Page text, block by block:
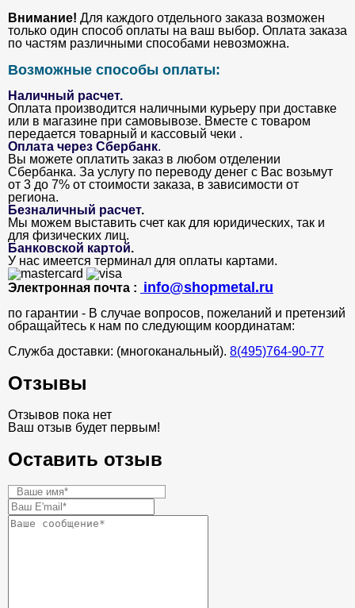
Внимание! Для каждого отдельного заказа возможен
только один способ оплаты на ваш выбор. Оплата заказа
по частям различными способами невозможна.
Возможные способы оплаты:
Наличный расчет.
Оплата производится наличными курьеру при доставке
или в магазине при самовывозе. Вместе с товаром
передается товарный и кассовый чеки .
Оплата через Сбербанк.
Вы можете оплатить заказ в любом отделении
Сбербанка. За услугу по переводу денег с Вас возьмут
от 3 до 7% от стоимости заказа, в зависимости от
региона.
Безналичный расчет.
Мы можем выставить счет как для юридических, так и
для физических лиц.
Банковской картой.
У нас имеется терминал для оплаты картами.
Электронная почта : info@shopmetal.ru
по гарантии - В случае вопросов, пожеланий и претензий
обращайтесь к нам по следующим координатам:
Служба доставки: (многоканальный). 8(495)764-90-77
Отзывы
Отзывов пока нет
Ваш отзыв будет первым!
Оставить отзыв